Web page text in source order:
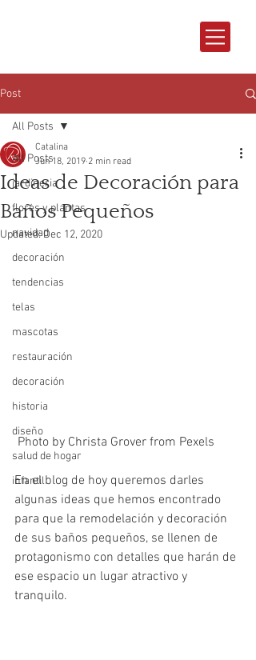
Post
All Posts
jardineria
flores y plantas
navidad
decoración
tendencias
telas
mascotas
restauración
decoración
historia
diseño
salud de hogar
infantil
All Posts
Ideas de Decoración para
Baños Pequeños
Catalina
Jun 18, 2019 2 min read
Updated:Dec 12, 2020
Photo by Christa Grover from Pexels
En el blog de hoy queremos darles
algunas ideas que hemos encontrado
para que la remodelación y decoración
de sus baños pequeños, se llenen de
protagonismo con detalles que harán de
ese espacio un lugar atractivo y
tranquilo.